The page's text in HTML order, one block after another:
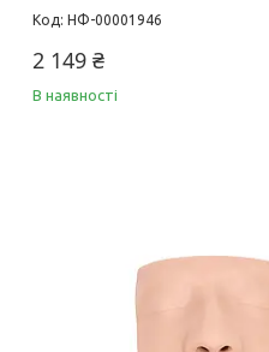
НФ-00001946
2 149 ₴
В наявності